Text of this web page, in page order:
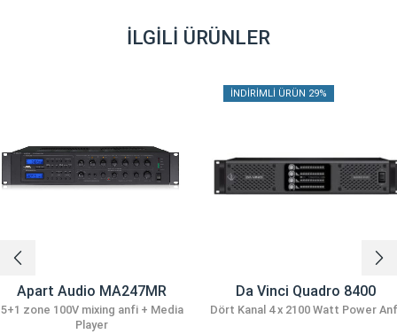
İLGILI ÜRÜNLER
Apart Audio MA247MR
5+1 zone 100V mixing anfi + Media
Player
İNDIRIMLI ÜRÜN 29%
Da Vinci Quadro 8400
Dört Kanal 4 x 2100 Watt Power